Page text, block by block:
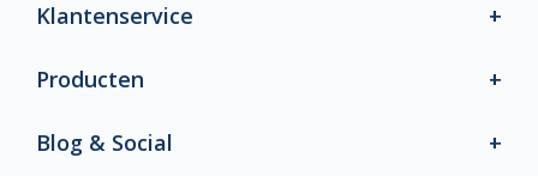
Klantenservice
Producten
Blog & Social